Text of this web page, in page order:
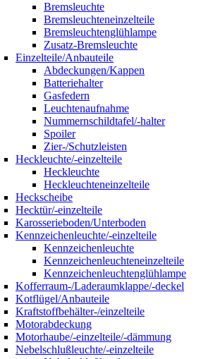
Bremsleuchte
Bremsleuchteneinzelteile
Bremsleuchtenglühlampe
Zusatz-Bremsleuchte
Einzelteile/Anbauteile
Abdeckungen/Kappen
Batteriehalter
Gasfedern
Leuchtenaufnahme
Nummernschildtafel/-halter
Spoiler
Zier-/Schutzleisten
Heckleuchte/-einzelteile
Heckleuchte
Heckleuchteneinzelteile
Heckscheibe
Hecktür/-einzelteile
Karosserieboden/Unterboden
Kennzeichenleuchte/-einzelteile
Kennzeichenleuchte
Kennzeichenleuchteneinzelteile
Kennzeichenleuchtenglühlampe
Kofferraum-/Laderaumklappe/-deckel
Kotflügel/Anbauteile
Kraftstoffbehälter-/einzelteile
Motorabdeckung
Motorhaube/-einzelteile/-dämmung
Nebelschlußleuchte/-einzelteile